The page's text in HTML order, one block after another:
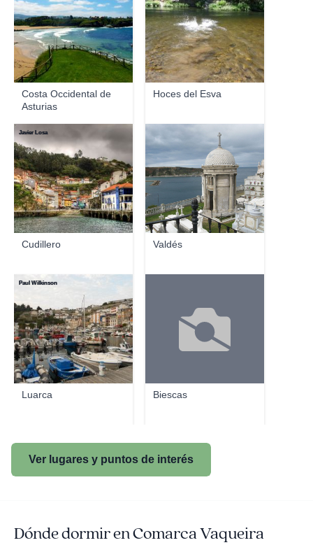
Costa Occidental de
Asturias
Hoces del Esva
Cudillero
Javier Losa
Valdés
Luarca
Paul Wilkinson
Biescas
Ver lugares y puntos de interés
Dónde dormir en Comarca Vaqueira